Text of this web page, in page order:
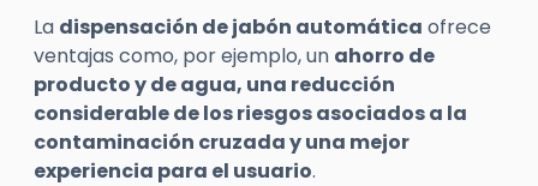
La dispensación de jabón automática ofrece
ventajas como, por ejemplo, un ahorro de
producto y de agua, una reducción
considerable de los riesgos asociados a la
contaminación cruzada y una mejor
experiencia para el usuario.